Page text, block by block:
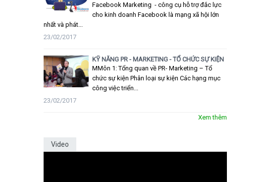
Facebook Marketing - công cụ hỗ trợ đắc lực
cho kinh doanh Facebook là mạng xã hội lớn
nhất và phát...
23/02/2017
KỸ NĂNG PR - MARKETING - TỔ CHỨC SỰ KIỆN
MMôn 1: Tổng quan về PR- Marketing – Tổ
chức sự kiện Phân loại sự kiện Các hạng mục
công việc triển...
23/02/2017
Xem thêm
Video